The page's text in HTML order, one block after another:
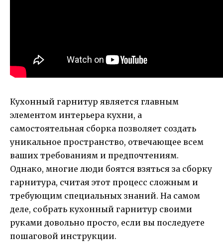
Кухонный гарнитур является главным
элементом интерьера кухни, а
самостоятельная сборка позволяет создать
уникальное пространство, отвечающее всем
ваших требованиям и предпочтениям.
Однако, многие люди боятся взяться за сборку
гарнитура, считая этот процесс сложным и
требующим специальных знаний. На самом
деле, собрать кухонный гарнитур своими
руками довольно просто, если вы последуете
пошаговой инструкции.